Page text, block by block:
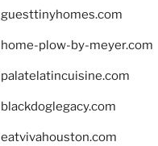
guesttinyhomes.com
home-plow-by-meyer.com
palatelatincuisine.com
blackdoglegacy.com
eatvivahouston.com